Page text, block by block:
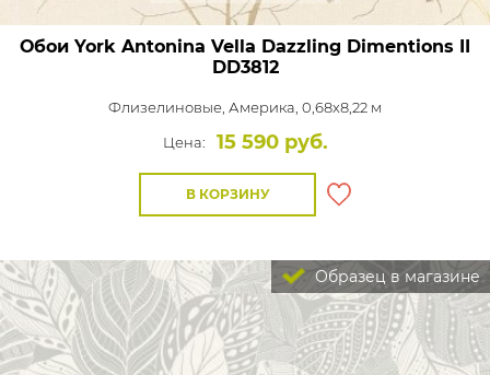
Обои York Antonina Vella Dazzling Dimentions II
DD3812
Флизелиновые, Америка, 0,68x8,22 м
Цена:
15 590 руб.
В КОРЗИНУ
Образец в магазине